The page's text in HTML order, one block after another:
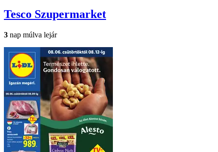
Tesco Szupermarket
3 nap múlva lejár